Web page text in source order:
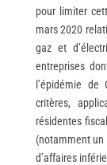
pour limiter
mars 2020
gaz et
entreprises
l’épidémie
critères,
résidentes
(notamment
d’affaires